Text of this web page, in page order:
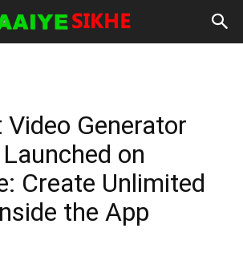
Generator
on
Create Unlimited
the App